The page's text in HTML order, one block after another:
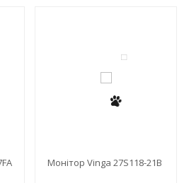
Монітор Vinga 27S118-21B